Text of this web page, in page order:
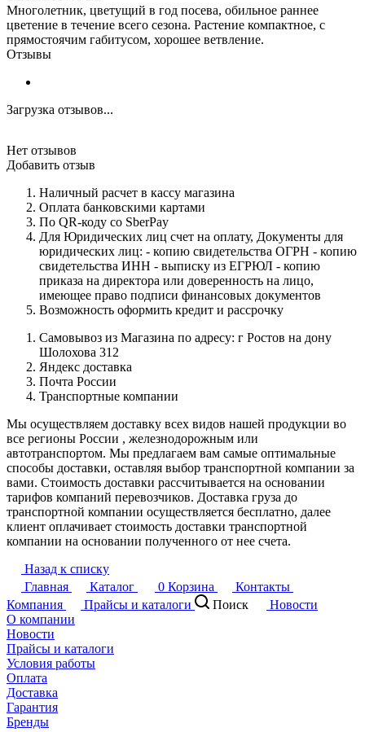
Многолетник, цветущий в год посева, обильное раннее
цветение в течение всего сезона. Растение компактное, с
прямостоячим габитусом, хорошее ветвление.
Отзывы
Загрузка отзывов...
Нет отзывов
Добавить отзыв
Наличный расчет в кассу магазина
Оплата банковскими картами
По QR-коду со SberPay
Для Юридических лиц счет на оплату, Документы для
юридических лиц: - копию свидетельства ОГРН - копию
свидетельства ИНН - выписку из ЕГРЮЛ - копию
приказа на директора или доверенность на лицо,
имеющее право подписи финансовых документов
Возможность оформить кредит и рассрочку
Самовывоз из Магазина по адресу: г Ростов на дону
Шолохова 312
Яндекс доставка
Почта России
Транспортные компании
Мы осуществляем доставку всех видов нашей продукции во
все регионы России , железнодорожным или
автотранспортом. Мы предлагаем вам самые оптимальные
способы доставки, оставляя выбор транспортной компании за
вами. Стоимость доставки рассчитывается на основании
тарифов компаний перевозчиков. Доставка груза до
транспортной компании осуществляется бесплатно, далее
клиент оплачивает стоимость доставки транспортной
компании на основании полученного от нее счета.
Назад к списку
Главная
Каталог 0 Корзина
Контакты
Компания
Прайсы и каталоги Поиск
Новости
О компании
Новости
Прайсы и каталоги
Условия работы
Оплата
Доставка
Гарантия
Бренды